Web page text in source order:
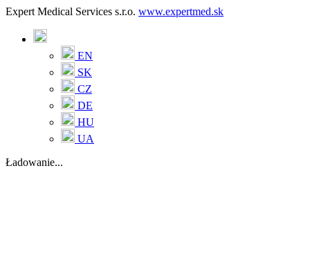
Expert Medical Services s.r.o. www.expertmed.sk
EN
SK
CZ
DE
HU
UA
Ładowanie...